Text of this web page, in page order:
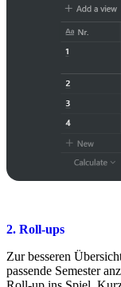
2. Roll-ups
Zur besseren
passende Semester